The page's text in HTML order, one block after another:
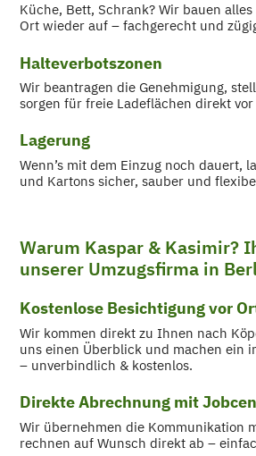
Küche, Bett, Schrank? Wir bauen
Ort wieder auf – fachgerecht und
Halteverbotszonen
Wir beantragen die Genehmigung,
sorgen für freie Ladeflächen direkt vor
Lagerung
Wenn’s mit dem Einzug noch dauert,
und Kartons sicher, sauber und
Warum Kaspar & Kasimir?
unserer Umzugsfirma in
Kostenlose Besichtigung vor
Wir kommen direkt zu Ihnen nach
uns einen Überblick und machen ein
– unverbindlich & kostenlos.
Direkte Abrechnung mit
Wir übernehmen die Kommunikation
rechnen auf Wunsch direkt ab –